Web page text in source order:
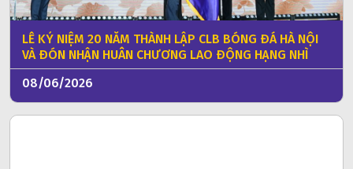
LỄ KỶ NIỆM 20 NĂM THÀNH LẬP CLB BÓNG ĐÁ HÀ NỘI
VÀ ĐÓN NHẬN HUÂN CHƯƠNG LAO ĐỘNG HẠNG NHÌ
08/06/2026